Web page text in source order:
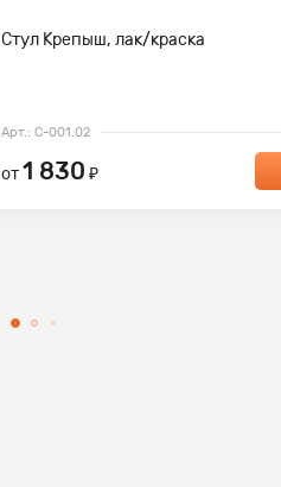
Стул Крепыш, лак/краска
Арт.: С-001.02
от1 830 ₽